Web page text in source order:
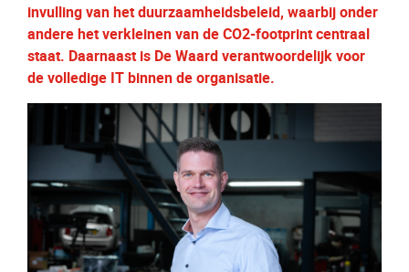
invulling van het duurzaamheidsbeleid, waarbij onder
andere het verkleinen van de CO2-footprint centraal
staat. Daarnaast is De Waard verantwoordelijk voor
de volledige IT binnen de organisatie.